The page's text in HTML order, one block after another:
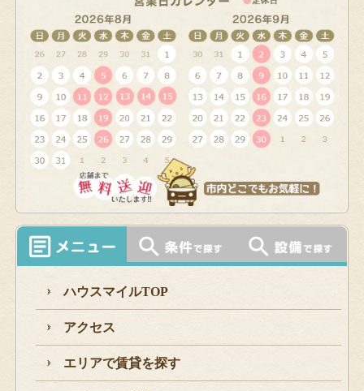
ハウスマイルTOP
アクセス
エリアで賃貸を探す